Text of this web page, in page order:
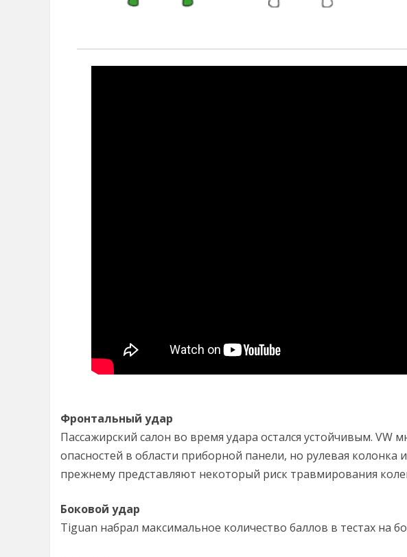
Фронтальный удар
Пассажирский салон во время удара остался устойчивым. VW
опасностей в области приборной панели, но рулевая колонка
прежнему представляют некоторый риск травмирования
Боковой удар
Tiguan набрал максимальное количество баллов в тестах на